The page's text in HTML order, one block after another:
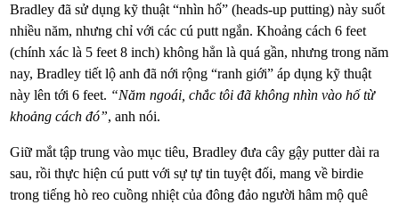
Bradley đã sử dụng kỹ thuật “nhìn hố” (heads-up putting) này suốt
nhiều năm, nhưng chỉ với các cú putt ngắn. Khoảng cách 6 feet
(chính xác là 5 feet 8 inch) không hẳn là quá gần, nhưng trong năm
nay, Bradley tiết lộ anh đã nới rộng “ranh giới” áp dụng kỹ thuật
này lên tới 6 feet. “Năm ngoái, chắc tôi đã không nhìn vào hố từ
khoảng cách đó”, anh nói.
Giữ mắt tập trung vào mục tiêu, Bradley đưa cây gậy putter dài ra
sau, rồi thực hiện cú putt với sự tự tin tuyệt đối, mang về birdie
trong tiếng hò reo cuồng nhiệt của đông đảo người hâm mộ quê